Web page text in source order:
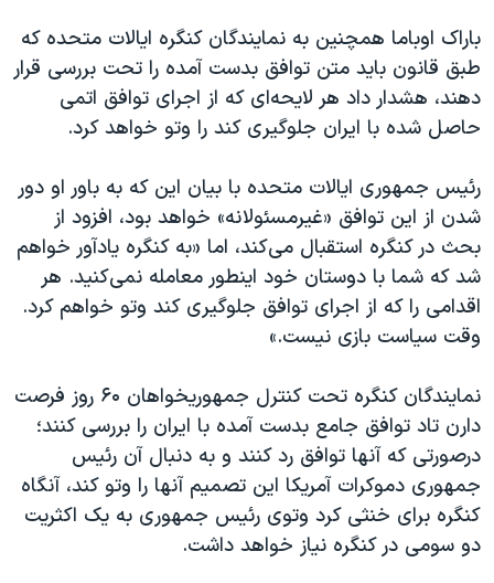
باراک اوباما همچنین به نمایندگان کنگره ایالات متحده که
طبق قانون باید متن توافق بدست آمده را تحت بررسی قرار
دهند، هشدار داد هر لایحه‌ای که از اجرای توافق اتمی
حاصل شده با ایران جلوگیری کند را وتو خواهد کرد.
رئیس جمهوری ایالات متحده با بیان این که به باور او دور
شدن از این توافق «غیرمسئولانه» خواهد بود، افزود از
بحث در کنگره استقبال می‌کند، اما «به کنگره یادآور خواهم
شد که شما با دوستان خود اینطور معامله نمی‌کنید. هر
اقدامی را که از اجرای توافق جلوگیری کند وتو خواهم کرد.
وقت سیاست بازی نیست.»
نمایندگان کنگره تحت کنترل جمهوریخواهان ۶۰ روز فرصت
دارن تاد توافق جامع بدست آمده با ایران را بررسی کنند؛
درصورتی که آنها توافق رد کنند و به دنبال آن رئیس
جمهوری دموکرات آمریکا این تصمیم آنها را وتو کند، آنگاه
کنگره برای خنثی کرد وتوی رئیس جمهوری به یک اکثریت
دو سومی در کنگره نیاز خواهد داشت.